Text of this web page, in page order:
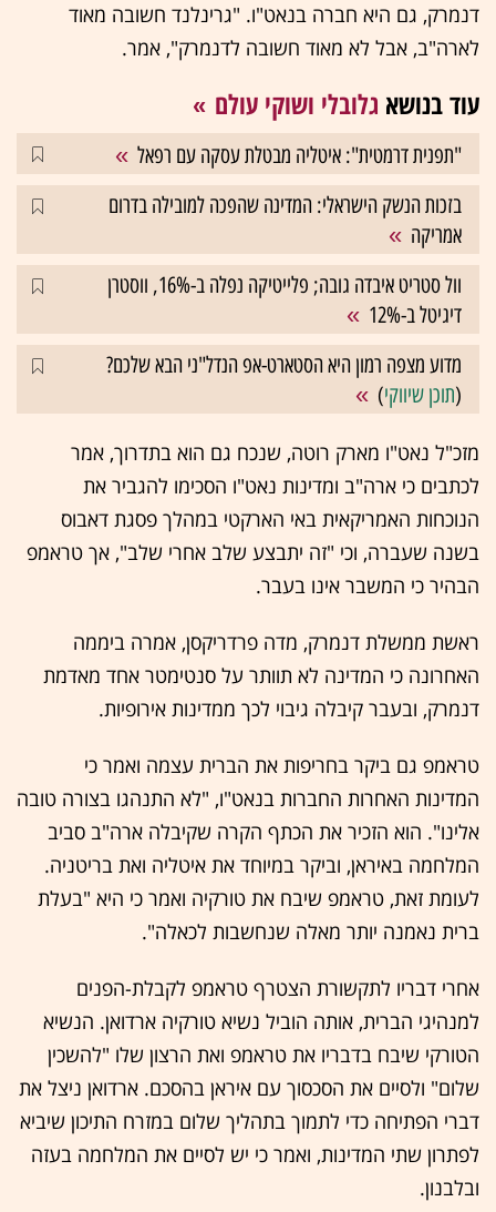
דנמרק, גם היא חברה בנאט"ו. "גרינלנד חשובה מאוד
לארה"ב, אבל לא מאוד חשובה לדנמרק", אמר.
עוד בנושא גלובלי ושוקי עולם
"תפנית דרמטית": איטליה מבטלת עסקה עם רפאל
בזכות הנשק הישראלי: המדינה שהפכה למובילה בדרום
אמריקה
וול סטריט איבדה גובה; פלייטיקה נפלה ב-16%, ווסטרן
דיגיטל ב-12%
מדוע מצפה רמון היא הסטארט-אפ הנדל"ני הבא שלכם?
(תוכן שיווקי)
מזכ"ל נאט"ו מארק רוטה, שנכח גם הוא בתדרוך, אמר
לכתבים כי ארה"ב ומדינות נאט"ו הסכימו להגביר את
הנוכחות האמריקאית באי הארקטי במהלך פסגת דאבוס
בשנה שעברה, וכי "זה יתבצע שלב אחרי שלב", אך טראמפ
הבהיר כי המשבר אינו בעבר.
ראשת ממשלת דנמרק, מדה פרדריקסן, אמרה ביממה
האחרונה כי המדינה לא תוותר על סנטימטר אחד מאדמת
דנמרק, ובעבר קיבלה גיבוי לכך ממדינות אירופיות.
טראמפ גם ביקר בחריפות את הברית עצמה ואמר כי
המדינות האחרות החברות בנאט"ו, "לא התנהגו בצורה טובה
אלינו". הוא הזכיר את הכתף הקרה שקיבלה ארה"ב סביב
המלחמה באיראן, וביקר במיוחד את איטליה ואת בריטניה.
לעומת זאת, טראמפ שיבח את טורקיה ואמר כי היא "בעלת
ברית נאמנה יותר מאלה שנחשבות לכאלה".
אחרי דבריו לתקשורת הצטרף טראמפ לקבלת-הפנים
למנהיגי הברית, אותה הוביל נשיא טורקיה ארדואן. הנשיא
הטורקי שיבח בדבריו את טראמפ ואת הרצון שלו "להשכין
שלום" ולסיים את הסכסוך עם איראן בהסכם. ארדואן ניצל את
דברי הפתיחה כדי לתמוך בתהליך שלום במזרח התיכון שיביא
לפתרון שתי המדינות, ואמר כי יש לסיים את המלחמה בעזה
ובלבנון.